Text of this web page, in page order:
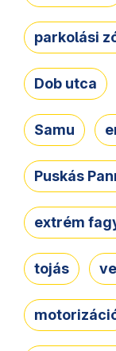
parkolási
Dob utca
Samu
Puskás
extrém
tojás